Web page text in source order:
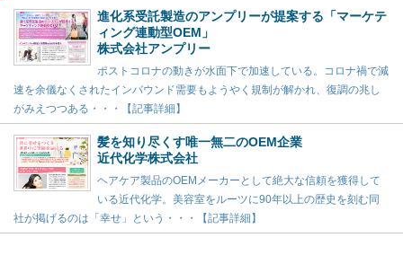
進化系受託製造のアンプリーが提案する「マーケテ
ィング連動型OEM」
株式会社アンプリー
ポストコロナの動きが水面下で加速している。コロナ禍で減
速を余儀なくされたインバウンド需要もようやく規制が解かれ、復調の兆し
がみえつつある・・・【記事詳細】
髪を知り尽くす唯一無二のOEM企業
近代化学株式会社
ヘアケア製品のOEMメーカーとして絶大な信頼を獲得して
いる近代化学。美容室をルーツに90年以上の歴史を刻む同
社が掲げるのは「幸せ」という・・・【記事詳細】